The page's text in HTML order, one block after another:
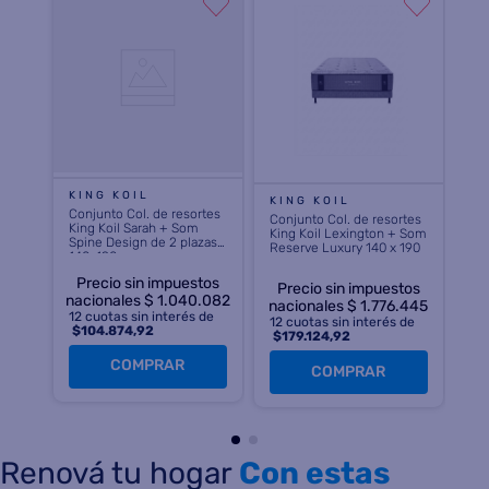
KING KOIL
Conjunto Col. de resortes
King Koil Sarah + Som
Spine Design de 2 plazas
140x190
Precio sin impuestos
nacionales $ 1.040.082
12cuotas sin interés de
$104.874,92
COMPRAR
KING KOIL
Conjunto Col. de resortes
King Koil Lexington + Som
Reserve Luxury 140 x 190
Precio sin impuestos
nacionales $ 1.776.445
12cuotas sin interés de
$179.124,92
COMPRAR
Renová tu hogar Con estas